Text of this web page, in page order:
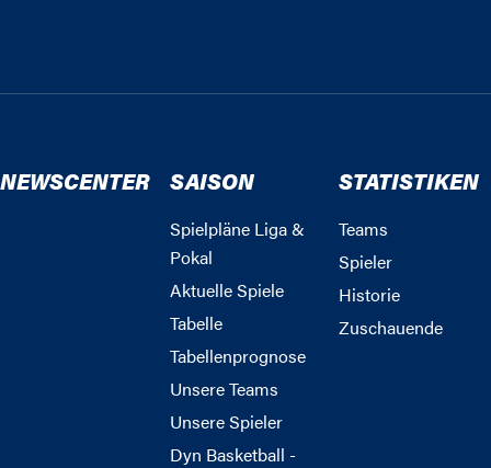
NEWSCENTER SAISON
Spielpläne Liga &
Pokal
Aktuelle Spiele
Tabelle
Tabellenprognose
Unsere Teams
Unsere Spieler
Dyn Basketball -
STATISTIKEN
Teams
Spieler
Historie
Zuschauende